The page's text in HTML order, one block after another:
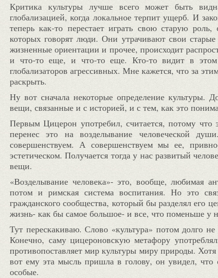
Критика культуры лучше всего может быть
глобализацией, когда локальное терпит ущерб. И
теперь как-то перестает играть свою старую
которых говорят люди. Они утрачивают свои
жизненные ориентации и прочее, происходит
и что-то еще, и что-то еще. Кто-то видит в этом
глобализаторов агрессивных. Мне кажется, что за
раскрыть.
Ну вот сначала некоторые определение культуры.
вещи, связанные и с историей, и с тем, как это
Первым Цицерон употребил, считается, потому что
перенес это на возделывание человеческой
совершенствуем. А совершенствуем мы ее,
эстетическом. Получается тогда у нас развитый
вещи.
«Возделывание человека»- это, вообще, любимая
потом и римская система воспитания. Но это
гражданского сообщества, который бы разделял его
жизнь- как бы самое большое- и все, что поменьше у
Тут перескакиваю. Слово «культура» потом долго
Конечно, саму цицероновскую метафору
противопоставляет мир культуры миру природы.
вот ему эта мысль пришла в голову, он увидел,
особые.